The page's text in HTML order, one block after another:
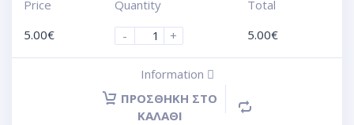
Price
5.00€
Quantity
-
+
Total
5.00€
Information
ΠΡΟΣΘΉΚΗ ΣΤΟ
ΚΑΛΆΘΙ